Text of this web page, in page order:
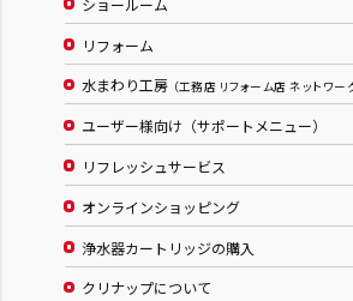
リフォーム
水まわり工房 （工務店 リフォーム店 ネットワー
ユーザー様向け（サポートメニュー）
リフレッシュサービス
オンラインショッピング
浄水器カートリッジの購入
クリナップについて